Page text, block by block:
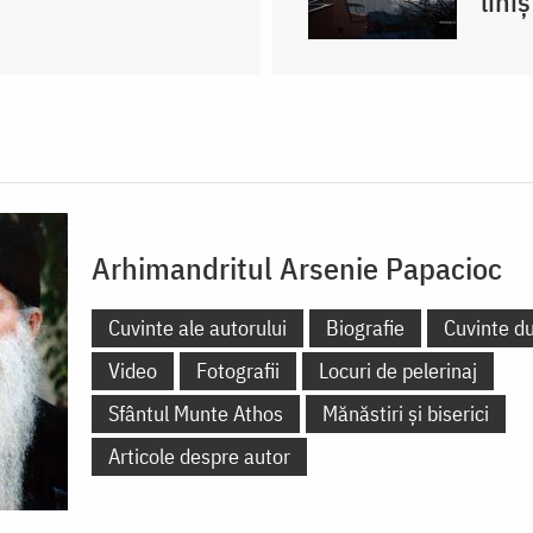
Arhimandritul Arsenie Papacioc
Cuvinte ale autorului Biografie
Cuvinte
Video
Fotografii
Locuri de pelerinaj
Sfântul Munte Athos
Mănăstiri și biserici
Articole despre autor